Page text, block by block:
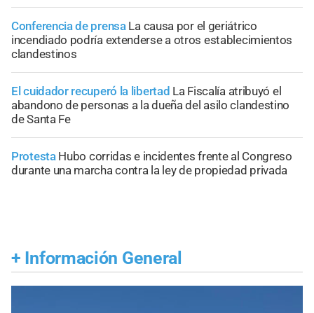
Conferencia de prensa La causa por el geriátrico
incendiado podría extenderse a otros establecimientos
clandestinos
El cuidador recuperó la libertad La Fiscalía atribuyó el
abandono de personas a la dueña del asilo clandestino
de Santa Fe
Protesta Hubo corridas e incidentes frente al Congreso
durante una marcha contra la ley de propiedad privada
+ Información General